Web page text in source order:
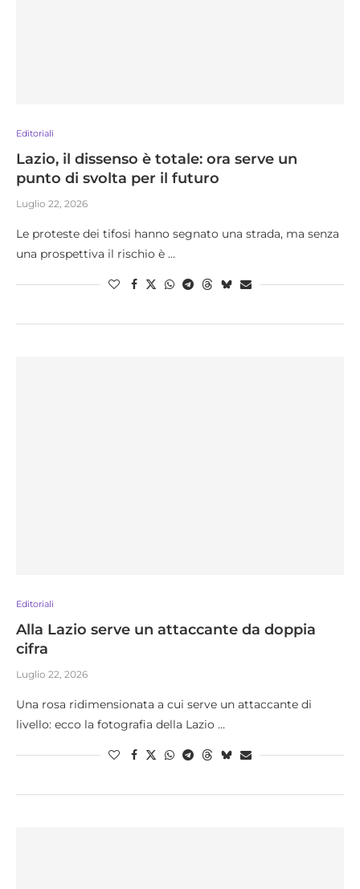
Editoriali
Lazio, il dissenso è totale: ora serve un
punto di svolta per il futuro
Luglio 22, 2026
Le proteste dei tifosi hanno segnato una strada, ma senza
una prospettiva il rischio è …
Editoriali
Alla Lazio serve un attaccante da doppia
cifra
Luglio 22, 2026
Una rosa ridimensionata a cui serve un attaccante di
livello: ecco la fotografia della Lazio …